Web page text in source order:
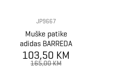
JP9667
Muške patike
adidas BARREDA
DECODE
103,50 KM
165,00 KM